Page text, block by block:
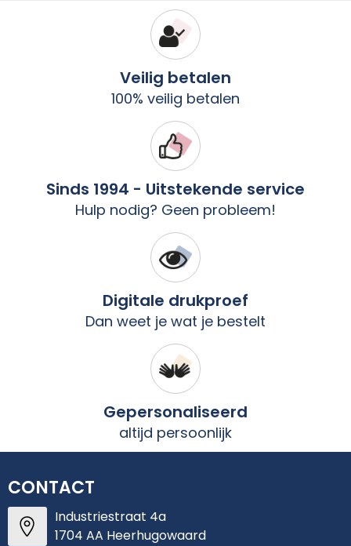
Veilig betalen
100% veilig betalen
Sinds 1994 - Uitstekende service
Hulp nodig? Geen probleem!
Digitale drukproef
Dan weet je wat je bestelt
Gepersonaliseerd
altijd persoonlijk
CONTACT
Industriestraat 4a
1704 AA Heerhugowaard